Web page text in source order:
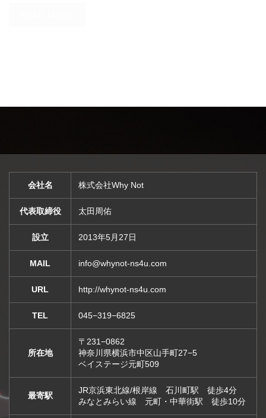
会社名 株式会社Why Not
代表取締役 太田周佑
設立 2013年5月27日
MAIL info@whynot-ns4u.com
URL http://whynot-ns4u.com
TEL 045−319−6825
所在地
〒231−0862
神奈川県横浜市中区山手町27−5
ベイステージ元町509
最寄駅
JR京浜東北線/根岸線 石川町駅 徒歩4分
みなとみらい線 元町・中華街駅 徒歩10分